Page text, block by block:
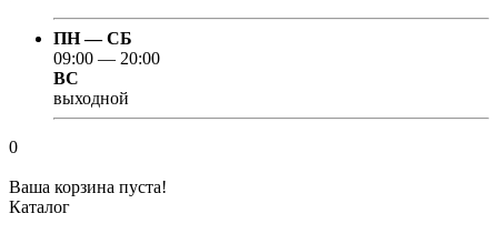
ПН — СБ
09:00 — 20:00
ВС
выходной
0
Ваша корзина пуста!
Каталог